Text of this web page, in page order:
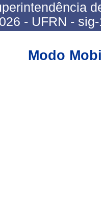
- UFRN -
Modo